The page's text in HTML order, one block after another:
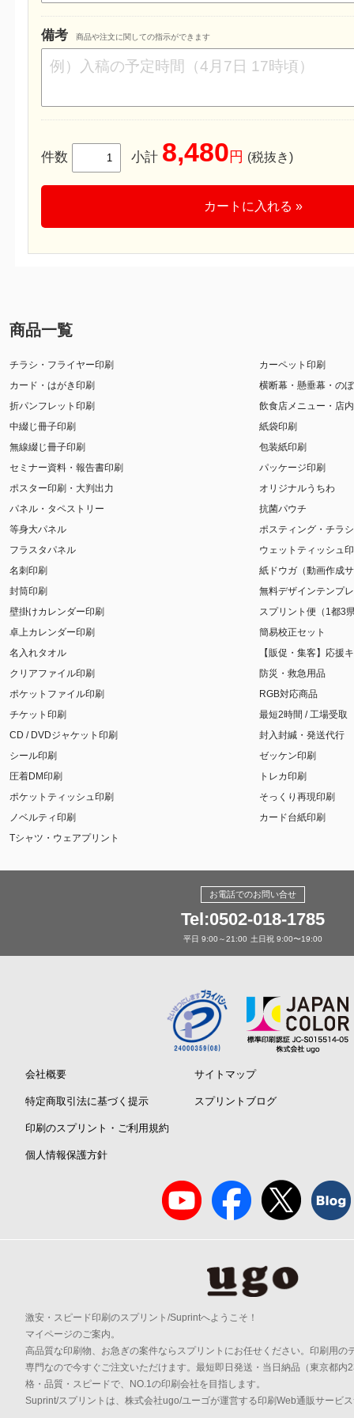
備考 商品や注文に関しての指示ができます
件数 小計 8,480 円 (税抜き)
カートに入れる »
商品一覧
チラシ・フライヤー印刷
カード・はがき印刷
折パンフレット印刷
中綴じ冊子印刷
無線綴じ冊子印刷
セミナー資料・報告書印刷
ポスター印刷・大判出力
パネル・タペストリー
等身大パネル
フラスタパネル
名刺印刷
封筒印刷
壁掛けカレンダー印刷
卓上カレンダー印刷
名入れタオル
クリアファイル印刷
ポケットファイル印刷
チケット印刷
CD / DVDジャケット印刷
シール印刷
圧着DM印刷
ポケットティッシュ印刷
ノベルティ印刷
Tシャツ・ウェアプリント
カーペット印刷
横断幕・懸垂幕・の
飲食店メニュー・店
紙袋印刷
包装紙印刷
パッケージ印刷
オリジナルうちわ
抗菌パウチ
ポスティング・チラ
ウェットティッシュ
紙ドウガ（動画作成
無料デザインテンプ
スプリント便（1都3
簡易校正セット
【販促・集客】応援
防災・救急用品
RGB対応商品
最短2時間 / 工場受取
封入封緘・発送代行
ゼッケン印刷
トレカ印刷
そっくり再現印刷
カード台紙印刷
お電話でのお問い合せ
Tel:0502-018-1785
平日 9:00～21:00 土日祝 9:00〜19:00
会社概要
特定商取引法に基づく提示
印刷のスプリント・ご利用規約
個人情報保護方針
サイトマップ
スプリントブログ
激安・スピード印刷のスプリント/Suprintへようこそ！
マイページのご案内。
高品質な印刷物、お急ぎの案件ならスプリントにお任せください。印刷用の
専門なので今すぐご注文いただけます。最短即日発送・当日納品（東京都内
格・品質・スピードで、NO.1の印刷会社を目指します。
Suprint/スプリントは、株式会社ugo/ユーゴが運営する印刷Web通販サービ